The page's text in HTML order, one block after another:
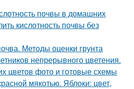
почвы в домашних
кислотность почвы без
Методы оценки грунта
непрерывного цветения.
цветов фото и готовые схемы
мякотью. Яблоки: цвет,